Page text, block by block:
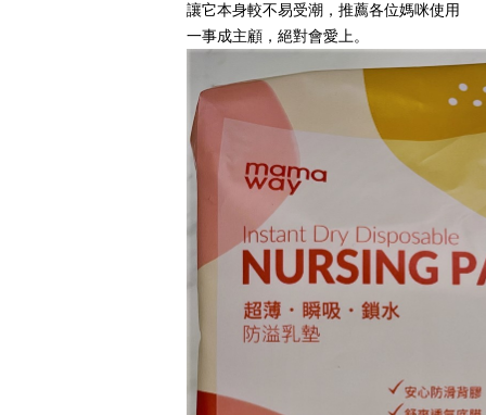
讓它本身較不易受潮，推薦各位媽咪使用
一事成主顧，絕對會愛上。